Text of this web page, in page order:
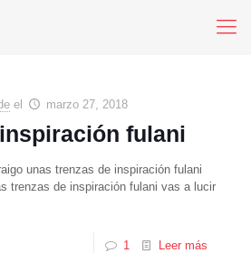
el marzo 27, 2018
fulani
unas trenzas de inspiración fulani
trenzas de inspiración fulani vas a lucir
1 Leer más